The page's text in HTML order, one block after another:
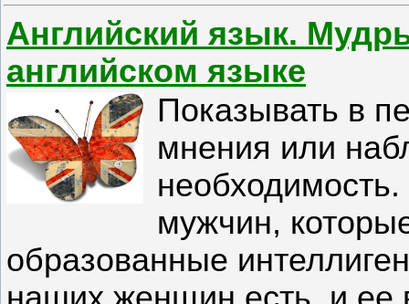
Английский язык.
английском языке
Показывать в
мнения или
мужчин,
образованные